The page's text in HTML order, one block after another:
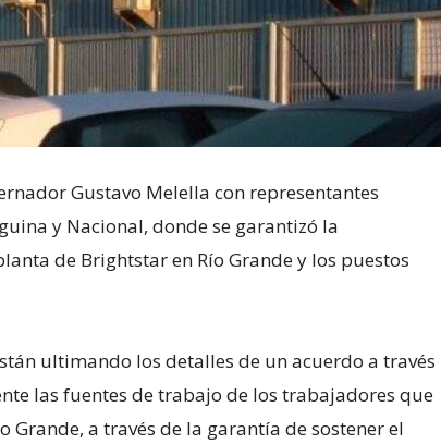
Gustavo Melella con representantes
y Nacional, donde se garantizó la
de Brightstar en Río Grande y los puestos
ultimando los detalles de un acuerdo a través
las fuentes de trabajo de los trabajadores que
a través de la garantía de sostener el